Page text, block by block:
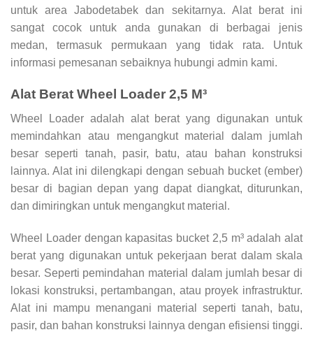
untuk area Jabodetabek dan sekitarnya. Alat berat ini
sangat cocok untuk anda gunakan di berbagai jenis
medan, termasuk permukaan yang tidak rata. Untuk
informasi pemesanan sebaiknya hubungi admin kami.
Alat Berat Wheel Loader 2,5 M³
Wheel Loader adalah alat berat yang digunakan untuk
memindahkan atau mengangkut material dalam jumlah
besar seperti tanah, pasir, batu, atau bahan konstruksi
lainnya. Alat ini dilengkapi dengan sebuah bucket (ember)
besar di bagian depan yang dapat diangkat, diturunkan,
dan dimiringkan untuk mengangkut material.
Wheel Loader dengan kapasitas bucket 2,5 m³ adalah alat
berat yang digunakan untuk pekerjaan berat dalam skala
besar. Seperti pemindahan material dalam jumlah besar di
lokasi konstruksi, pertambangan, atau proyek infrastruktur.
Alat ini mampu menangani material seperti tanah, batu,
pasir, dan bahan konstruksi lainnya dengan efisiensi tinggi.